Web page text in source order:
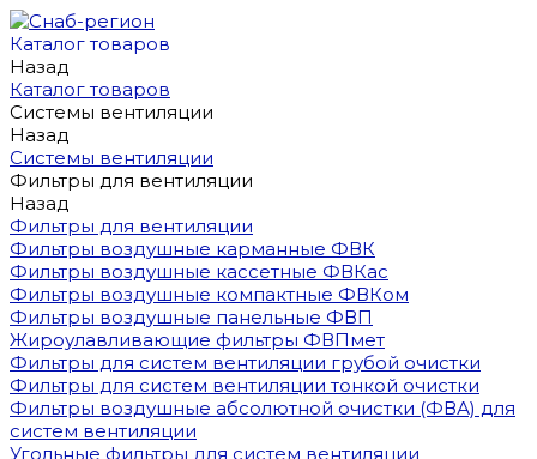
Каталог товаров
Назад
Каталог товаров
Системы вентиляции
Назад
Системы вентиляции
Фильтры для вентиляции
Назад
Фильтры для вентиляции
Фильтры воздушные карманные ФВК
Фильтры воздушные кассетные ФВКас
Фильтры воздушные компактные ФВКом
Фильтры воздушные панельные ФВП
Жироулавливающие фильтры ФВПмет
Фильтры для систем вентиляции грубой очистки
Фильтры для систем вентиляции тонкой очистки
Фильтры воздушные абсолютной очистки (ФВА) для
систем вентиляции
Угольные фильтры для систем вентиляции